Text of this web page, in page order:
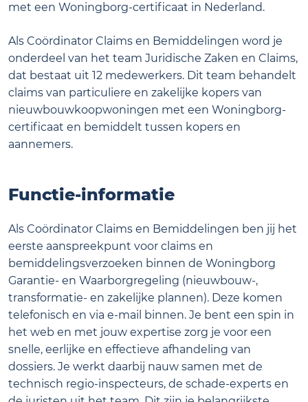
met een Woningborg-certificaat in Nederland.
Als Coördinator Claims en Bemiddelingen word je
onderdeel van het team Juridische Zaken en Claims,
dat bestaat uit 12 medewerkers. Dit team behandelt
claims van particuliere en zakelijke kopers van
nieuwbouwkoopwoningen met een Woningborg-
certificaat en bemiddelt tussen kopers en
aannemers.
Functie-informatie
Als Coördinator Claims en Bemiddelingen ben jij het
eerste aanspreekpunt voor claims en
bemiddelingsverzoeken binnen de Woningborg
Garantie- en Waarborgregeling (nieuwbouw-,
transformatie- en zakelijke plannen). Deze komen
telefonisch en via e-mail binnen. Je bent een spin in
het web en met jouw expertise zorg je voor een
snelle, eerlijke en effectieve afhandeling van
dossiers. Je werkt daarbij nauw samen met de
technisch regio-inspecteurs, de schade-experts en